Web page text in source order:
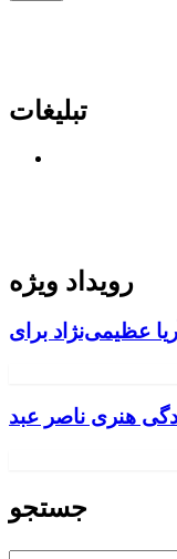
تبلیغات
رویداد ویژه
جستجو